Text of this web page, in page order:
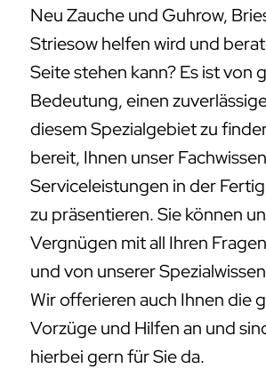
Neu Zauche und Guhrow,
Striesow helfen wird und
Seite stehen kann? Es ist von
Bedeutung, einen
diesem Spezialgebiet zu
bereit, Ihnen unser
Serviceleistungen in der
zu präsentieren. Sie können
Vergnügen mit all Ihren
und von unserer
Wir offerieren auch Ihnen die
Vorzüge und Hilfen an und
hierbei gern für Sie da.